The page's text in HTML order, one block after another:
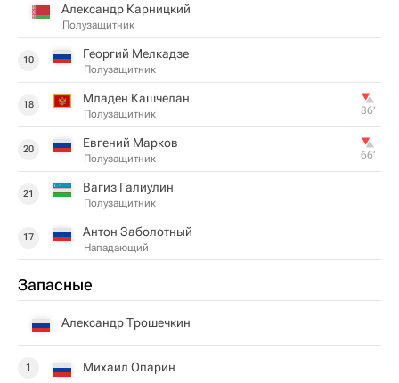
Александр Карницкий
Полузащитник
10 Георгий Мелкадзе
Полузащитник
18 Младен Кашчелан
Полузащитник 86‎’‎
20 Евгений Марков
Полузащитник 66‎’‎
21 Вагиз Галиулин
Полузащитник
17 Антон Заболотный
Нападающий
Запасные
Александр Трошечкин
1 Михаил Опарин